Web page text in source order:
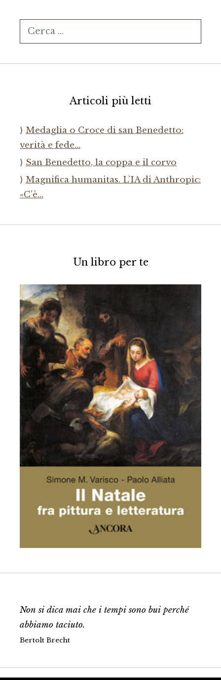
Ricerca
per:
Articoli più letti
Medaglia o Croce di san Benedetto:
verità e fede…
San Benedetto, la coppa e il corvo
Magnifica humanitas. L’IA di Anthropic:
«C’è…
Un libro per te
Non si dica mai che i tempi sono bui perché
abbiamo taciuto.
Bertolt Brecht